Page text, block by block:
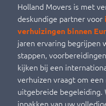
Holland Movers is met
deskundige partner voor
verhuizingen binnen
jaren ervaring begrijpen
stappen,
kijken bij een
verhuizen vraagt om
uitgebreide
inpakken van uw